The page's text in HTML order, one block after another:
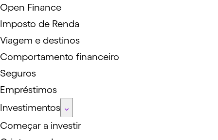
Open Finance
Imposto de Renda
Viagem e destinos
Comportamento financeiro
Seguros
Empréstimos
Investimentos
Começar a investir